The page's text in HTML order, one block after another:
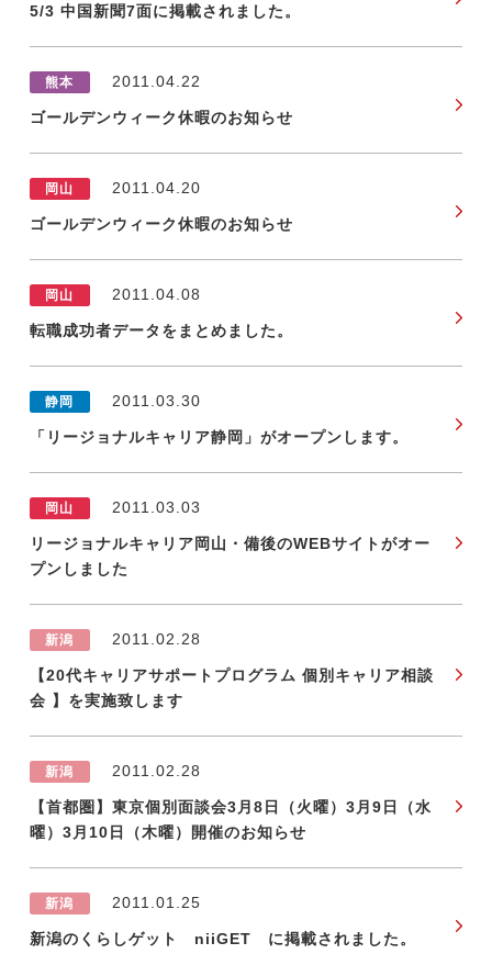
5/3 中国新聞7面に掲載されました。
熊本 2011.04.22
ゴールデンウィーク休暇のお知らせ
岡山 2011.04.20
ゴールデンウィーク休暇のお知らせ
岡山 2011.04.08
転職成功者データをまとめました。
静岡 2011.03.30
「リージョナルキャリア静岡」がオープンします。
岡山 2011.03.03
リージョナルキャリア岡山・備後のWEBサイトがオー
プンしました
新潟 2011.02.28
【20代キャリアサポートプログラム 個別キャリア相談
会 】を実施致します
新潟 2011.02.28
【首都圏】東京個別面談会3月8日（火曜）3月9日（水
曜）3月10日（木曜）開催のお知らせ
新潟 2011.01.25
新潟のくらしゲット niiGET に掲載されました。